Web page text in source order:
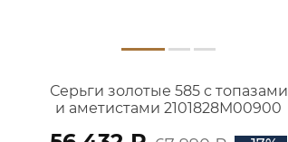
Серьги золотые 585 с топазами
и аметистами 2101828М00900